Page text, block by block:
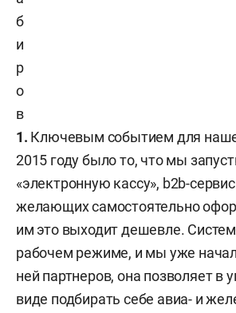
б
и
р
о
в
1. Ключевым событием для
2015 году было то, что мы
«электронную кассу», b2b-
желающих самостоятельно
им это выходит дешевле.
рабочем режиме, и мы уже
ней партнеров, она позволяет в
виде подбирать себе авиа- и